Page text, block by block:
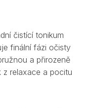
čistící tonikum
finální fázi očisty
a přirozeně
relaxace a pocitu